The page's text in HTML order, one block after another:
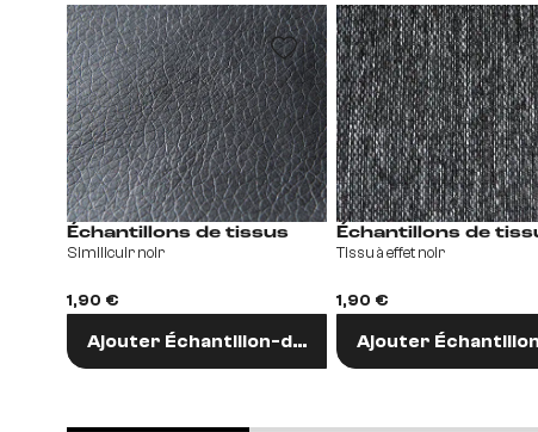
Échantillons de tissus
Similicuir noir
1,90 €
Ajouter Échantillon-de-tissu
Échantillons de
Tissu à effet noir
1,90 €
Ajouter